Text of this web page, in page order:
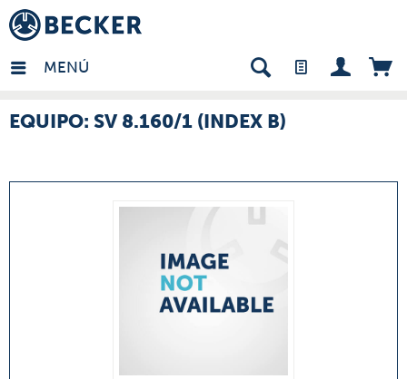
MENÚ
- ES
EQUIPO: SV 8.160/1 (INDEX B)